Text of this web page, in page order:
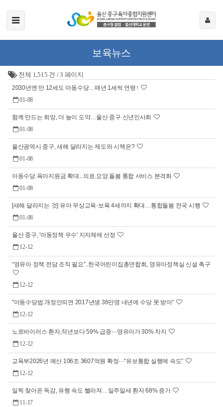
보육뉴스
전체 1,515 건 /3 페이지
2030년엔 만 12세도 아동수당…매년 1세씩 연령↑
01-08
함께 만드는 희망, 더 높이 도약…울산 중구 신년인사회
01-08
울산광역시 중구, 새해 달라지는 제도와 시책은?
01-08
아동수당.육아지원금 확대...의료.요양.돌봄 통합 서비스 본격화
01-08
[새해 달라지는 것] 유아 무상교육·보육 4세까지 확대…통합돌봄 전국 시행
01-08
울산 중구, '아동정책 우수' 지자체에 선정
12-12
“영유아 정책 전담 조직 필요”..한국어린이집총연합회, 영유아정책실 신설 촉구
12-12
"아동수당법 개정안되면 2017년생 36만명 내년에 수당 못 받아“
12-12
노로바이러스 환자,작년보다 59% 급증···영유아가 30% 차지
12-12
교육부2026년 예산 106조 3607억원 확정···“유보통합 실행에 속도”
12-12
일찍 찾아온 독감, 유행 속도 빨라져…일주일새 환자 68% 증가
11-17